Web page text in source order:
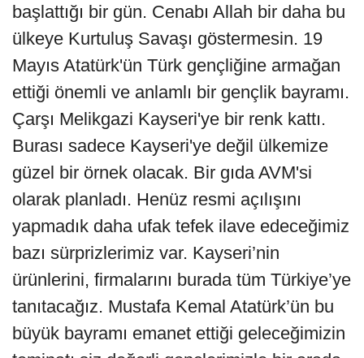
başlattığı bir gün. Cenabı Allah bir daha bu
ülkeye Kurtuluş Savaşı göstermesin. 19
Mayıs Atatürk'ün Türk gençliğine armağan
ettiği önemli ve anlamlı bir gençlik bayramı.
Çarşı Melikgazi Kayseri'ye bir renk kattı.
Burası sadece Kayseri'ye değil ülkemize
güzel bir örnek olacak. Bir gıda AVM'si
olarak planladı. Henüz resmi açılışını
yapmadık daha ufak tefek ilave edeceğimiz
bazı sürprizlerimiz var. Kayseri’nin
ürünlerini, firmalarını burada tüm Türkiye’ye
tanıtacağız. Mustafa Kemal Atatürk’ün bu
büyük bayramı emanet ettiği geleceğimizin